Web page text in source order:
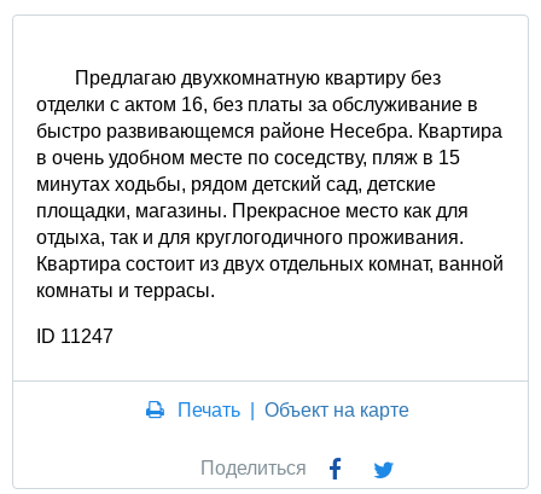
Предлагаю двухкомнатную квартиру без
отделки с актом 16, без платы за обслуживание в
быстро развивающемся районе Несебра. Квартира
в очень удобном месте по соседству, пляж в 15
минутах ходьбы, рядом детский сад, детские
площадки, магазины. Прекрасное место как для
отдыха, так и для круглогодичного проживания.
Квартира состоит из двух отдельных комнат, ванной
комнаты и террасы.
ID 11247
Печать |Объект на карте
Поделиться